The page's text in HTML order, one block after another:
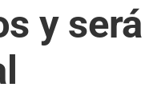
y